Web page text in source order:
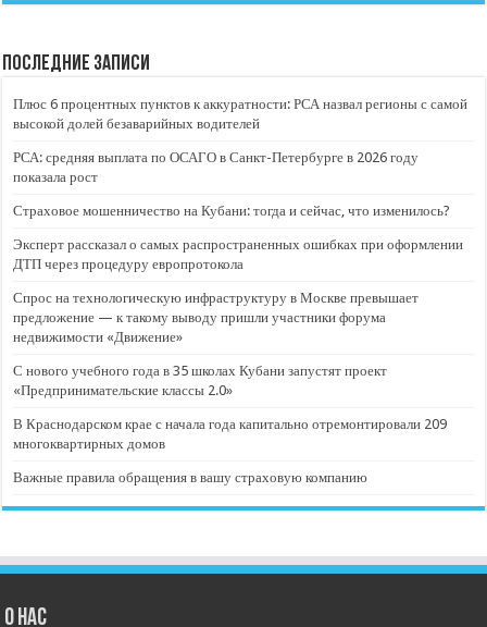
Последние записи
Плюс 6 процентных пунктов к аккуратности: РСА назвал регионы с самой
высокой долей безаварийных водителей
РСА: средняя выплата по ОСАГО в Санкт-Петербурге в 2026 году
показала рост
Страховое мошенничество на Кубани: тогда и сейчас, что изменилось?
Эксперт рассказал о самых распространенных ошибках при оформлении
ДТП через процедуру европротокола
Спрос на технологическую инфраструктуру в Москве превышает
предложение — к такому выводу пришли участники форума
недвижимости «Движение»
С нового учебного года в 35 школах Кубани запустят проект
«Предпринимательские классы 2.0»
В Краснодарском крае с начала года капитально отремонтировали 209
многоквартирных домов
Важные правила обращения в вашу страховую компанию
О нас